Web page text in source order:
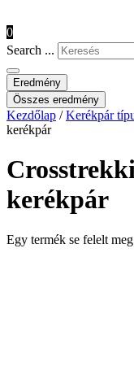
0
Search ...
Eredmény
Összes eredmény
Kezdőlap /Kerékpár
kerékpár
kerékpár
Egy termék se felelt